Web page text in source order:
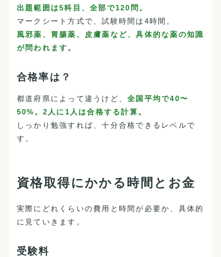
出題範囲は5科目、全部で120問。
マークシート方式で、試験時間は4時間。
風邪薬、胃腸薬、皮膚薬など、具体的な薬の知識
が問われます。
合格率は？
都道府県によって違うけど、 全国平均で40〜
50%。2人に1人は合格する計算。
しっかり勉強すれば、十分合格できるレベルで
す。
資格取得にかかる時間とお金
実際にどれくらいの費用と時間が必要か、具体的
に見ていきます。
受験料